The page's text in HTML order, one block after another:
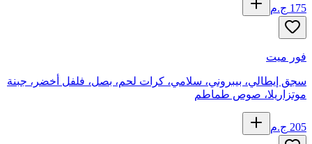
175 ج.م
فور ميت
سجق إيطالي، بيبروني، سلامي، كرات لحم، بصل، فلفل أخضر، جبنة
موتزاريلا، صوص طماطم
205 ج.م